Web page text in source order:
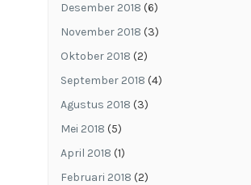
Desember 2018 (6)
November 2018 (3)
Oktober 2018 (2)
September 2018 (4)
Agustus 2018 (3)
Mei 2018 (5)
April 2018 (1)
Februari 2018 (2)